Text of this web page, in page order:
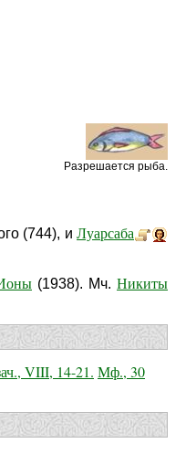
Разрешается рыба.
(744), иЛуарсаба
(1938). Мч. Никиты
VIII, 14-21. Мф., 30